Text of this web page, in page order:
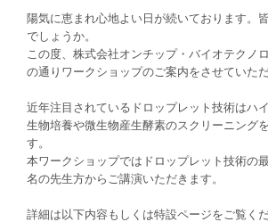
陽気に恵まれ心地よい日が続いております。
でしょうか。
この度、株式会社オンチップ・バイオテクノ
の通りワークショップのご案内をさせていただ
近年注目されているドロップレット技術はハ
生物培養や微生物産生酵素のスクリーニング
す。
本ワークショップではドロップレット技術の
名の先生方からご講演いただきます。
詳細は以下内容もしくは特設ページをご覧くだ